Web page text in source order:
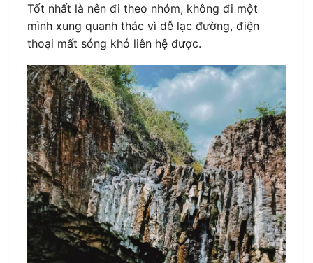
Tốt nhất là nên đi theo nhóm, không đi một
mình xung quanh thác vì dễ lạc đường, điện
thoại mất sóng khó liên hệ được.